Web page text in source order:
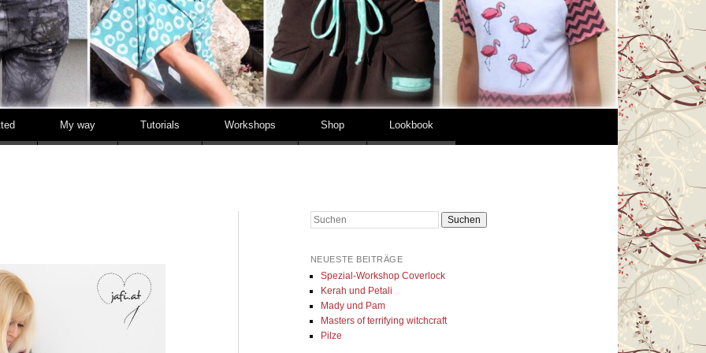
My way Tutorials Workshops Shop Lookbook
Suchen
NEUESTE BEITRÄGE
Spezial-Workshop Coverlock
Kerah und Petali
Mady und Pam
Masters of terrifying witchcraft
Pilze